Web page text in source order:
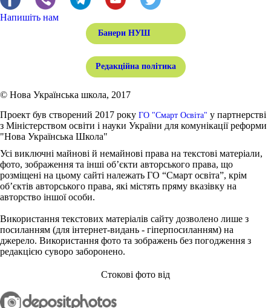
Напишіть нам
Банери НУШ
Редакційна політика
© Нова Українська школа, 2017
Проект був створений 2017 року ГО "Смарт Освіта" у партнерстві
з Міністерством освіти і науки України для комунікації реформи
"Нова Українська Школа"
Усі виключні майнові й немайнові права на текстові матеріали,
фото, зображення та інші об’єкти авторського права, що
розміщені на цьому сайті належать ГО “Смарт освіта”, крім
об’єктів авторського права, які містять пряму вказівку на
авторство іншої особи.
Використання текстових матеріалів сайту дозволено лише з
посиланням (для інтернет-видань - гіперпосиланням) на
джерело. Використання фото та зображень без погодження з
редакцією суворо заборонено.
Стокові фото від